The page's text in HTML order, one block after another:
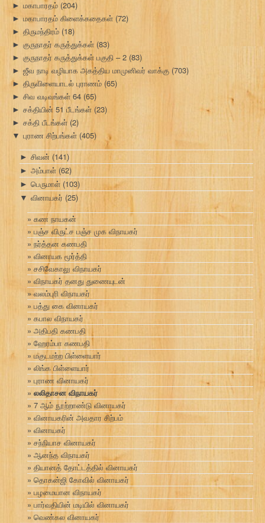
► மகாபாரதம் (204)
► மகாபாரதம் கிளைக்கதைகள் (72)
► திருமந்திரம் (18)
► குருநாதர் கருத்துக்கள் (83)
► குருநாதர் கருத்துக்கள் பகுதி – 2 (83)
► ஜீவ நாடி வழியாக அகத்திய மாமுனிவர் வாக்கு (703)
► திருவிளையாடல் புராணம் (65)
► சிவ வடிவங்கள் 64 (65)
► சக்தியின் 51 பீடங்கள் (23)
► சக்தி பீடங்கள்(2)
▼ புராண சிற்பங்கள் (405)
► சிவன் (141)
► அம்பாள் (62)
► பெருமாள் (103)
▼ வினாயகர் (25)
கண நாயகன்
பஞ்ச விருட்ச பஞ்ச முக விநாயகர்
நர்த்தன கணபதி
வினாயக மூர்த்தி
சசிவேகாலு விநாயகர்
விநாயகர் தனது துணையுடன்
வலம்புரி விநாயகர்
பத்து கை வினாயகர்
கபால விநாயகர்
அதிபதி கணபதி
ஹேரம்பா கணபதி
மகுடமற்ற பிள்ளையார்
லிங்க பிள்ளையார்
புராண வினாயகர்
லலிதாசன விநாயகர்
7 ஆம் நூற்றாண்டு வினாயகர்
வினாயகரின் அவதார சிற்பம்
வினாயகர்
சந்நியாச வினாயகர்
ஆனந்த விநாயகர்
தியானத் தோட்டத்தில் வினாயகர்
தொகன்ஜி கோவில் வினாயகர்
பழமையான விநாயகர்
பார்வதியின் மடியில் வினாயகர்
வெண்கல வினாயகர்